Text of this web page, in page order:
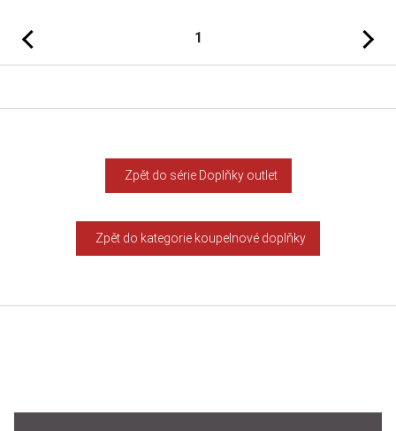
Předchozí 1
Zpět do série Doplňky outlet
Zpět do kategorie koupelnové doplňky